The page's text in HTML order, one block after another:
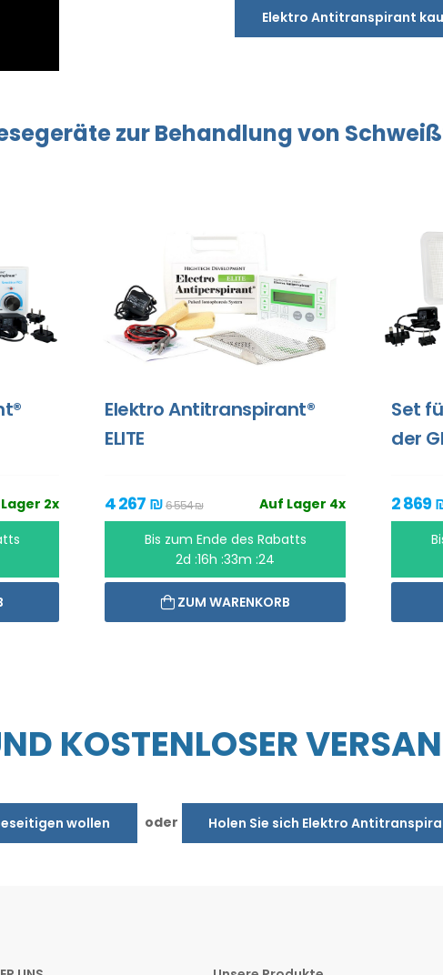
Elektro Antitranspirant
zur Behandlungvon
2x
Elektro Antitranspirant®
ELITE
Auf Lager 4x
4 267 ₪6 554 ₪
Bis zum Ende des Rabatts
2d :16h :33m :23
ZUM WARENKORB
Set
der
2 869
KOSTENLOSER
wollen oder Holen Sie sich Elektro